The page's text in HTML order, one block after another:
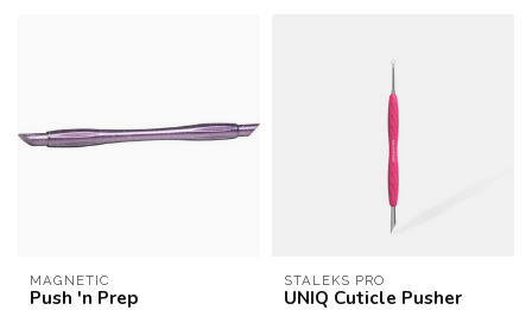
MAGNETIC
Push 'n Prep
STALEKS PRO
UNIQ Cuticle Pusher